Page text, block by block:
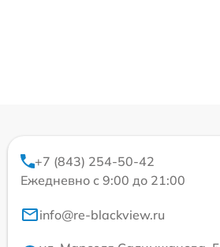
+7 (843) 254-50-42
Ежедневно с 9:00 до 21:00
info@re-blackview.ru